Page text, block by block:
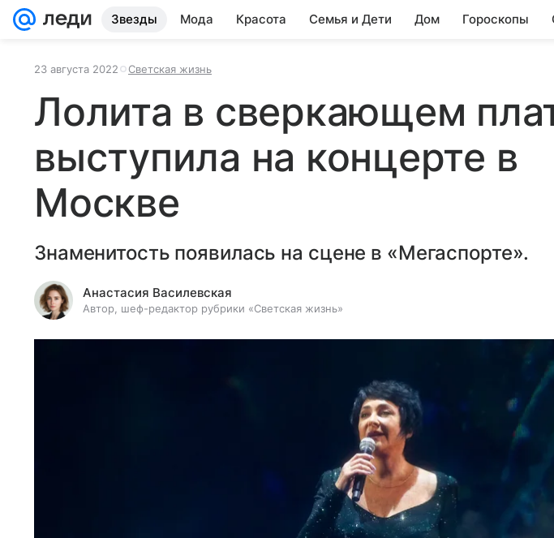
Звезды Мода Красота Семья и Дети Дом Гороскопы
23 августа 2022 Светская жизнь
Лолита в сверкающем
выступила на концерте в
Москве
Знаменитость появилась на сцене в «Мегаспорте».
Анастасия Василевская
Автор, шеф-редактор рубрики «Светская жизнь»